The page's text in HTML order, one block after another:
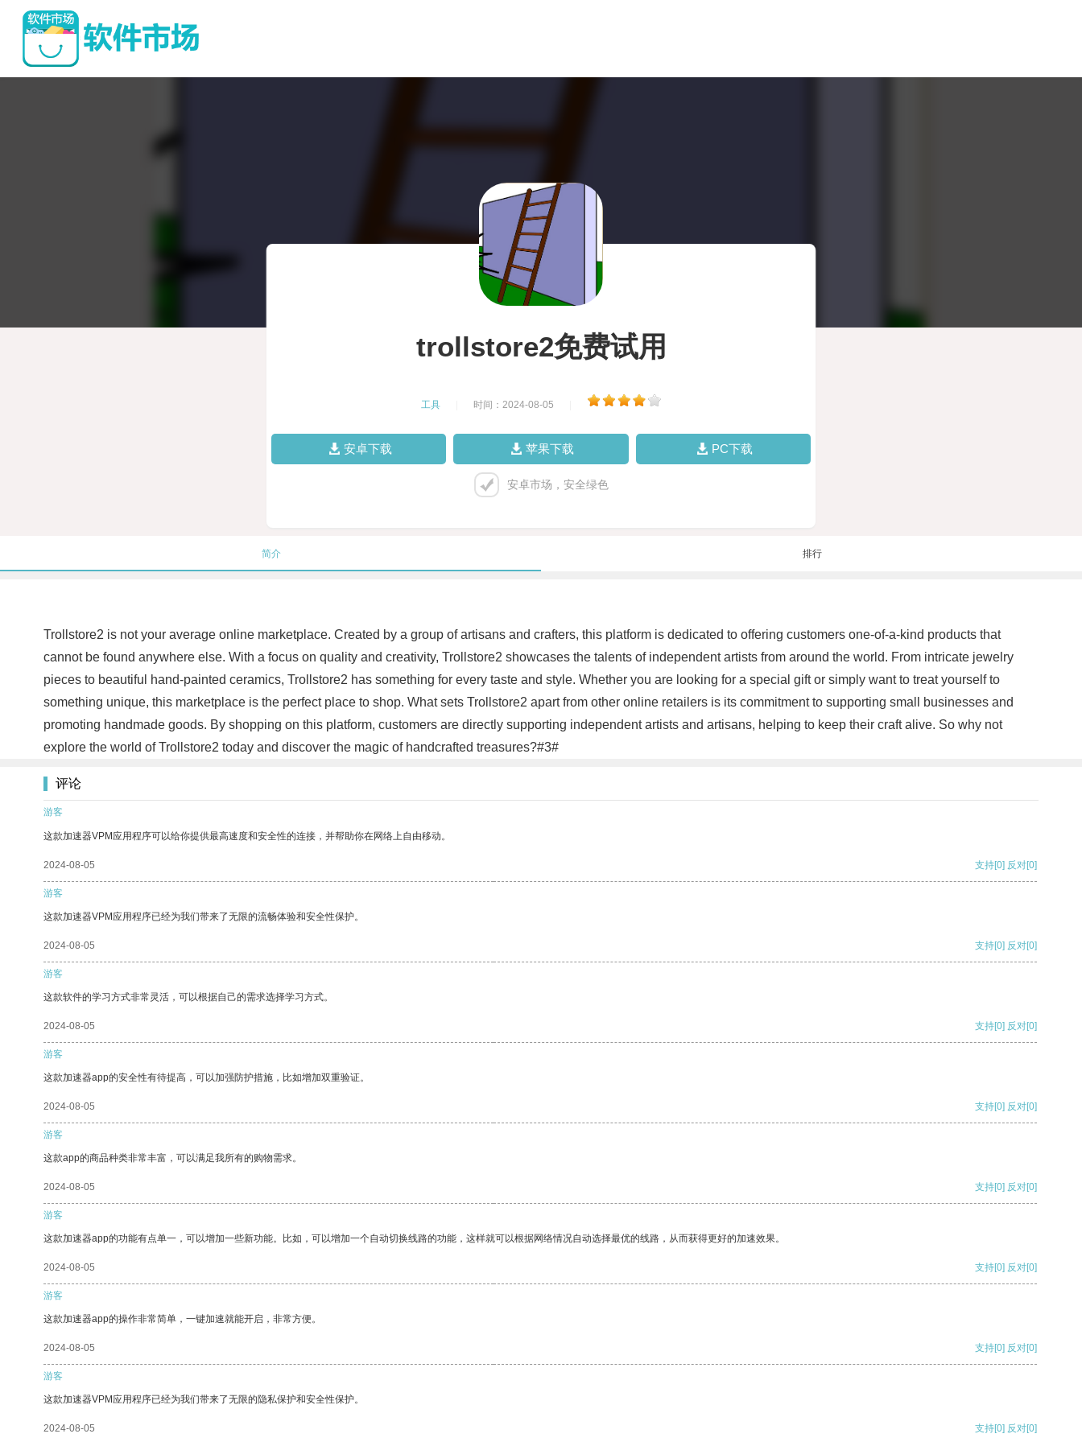
trollstore2免费试用
工具 时间：2024-08-05
安卓下载 苹果下载 PC下载
安卓市场，安全绿色
简介 排行
Trollstore2 is not your average online marketplace. Created by a group of artisans and crafters, this platform is dedicated to offering customers one-of-a-kind products that
cannot be found anywhere else. With a focus on quality and creativity, Trollstore2 showcases the talents of independent artists from around the world. From intricate jewelry
pieces to beautiful hand-painted ceramics, Trollstore2 has something for every taste and style. Whether you are looking for a special gift or simply want to treat yourself to
something unique, this marketplace is the perfect place to shop. What sets Trollstore2 apart from other online retailers is its commitment to supporting small businesses and
promoting handmade goods. By shopping on this platform, customers are directly supporting independent artists and artisans, helping to keep their craft alive. So why not
explore the world of Trollstore2 today and discover the magic of handcrafted treasures?#3#
评论
游客
这款加速器VPM应用程序可以给你提供最高速度和安全性的连接，并帮助你在网络上自由移动。
2024-08-05 支持[0] 反对[0]
游客
这款加速器VPM应用程序已经为我们带来了无限的流畅体验和安全性保护。
2024-08-05 支持[0] 反对[0]
游客
这款软件的学习方式非常灵活，可以根据自己的需求选择学习方式。
2024-08-05 支持[0] 反对[0]
游客
这款加速器app的安全性有待提高，可以加强防护措施，比如增加双重验证。
2024-08-05 支持[0] 反对[0]
游客
这款app的商品种类非常丰富，可以满足我所有的购物需求。
2024-08-05 支持[0] 反对[0]
游客
这款加速器app的功能有点单一，可以增加一些新功能。比如，可以增加一个自动切换线路的功能，这样就可以根据网络情况自动选择最优的线路，从而获得更好的加速效果。
2024-08-05 支持[0] 反对[0]
游客
这款加速器app的操作非常简单，一键加速就能开启，非常方便。
2024-08-05 支持[0] 反对[0]
游客
这款加速器VPM应用程序已经为我们带来了无限的隐私保护和安全性保护。
2024-08-05 支持[0] 反对[0]